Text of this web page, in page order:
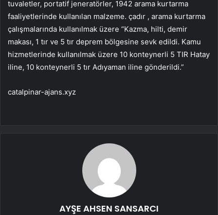
tuvaletler, portatif jeneratörler, 1942 arama kurtarma
faaliyetlerinde kullanılan malzeme. çadır , arama kurtarma
çalışmalarında kullanılmak üzere “Kazma, hilti, demir
makası, 1 tır ve 5 tır deprem bölgesine sevk edildi. Kamu
hizmetlerinde kullanılmak üzere 10 konteynerli 5 TIR Hatay
iline, 10 konteynerli 5 tır Adıyaman iline gönderildi.”
catalpinar-ajans.xyz
AYŞE AHSEN SANSARCI